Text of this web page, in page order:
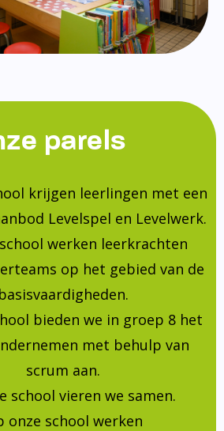
parels
krijgen leerlingen met een
Levelspel en Levelwerk.
werken leerkrachten
op het gebied van de
basisvaardigheden.
bieden we in groep 8 het
met behulp van
scrum aan.
school vieren we samen.
onze school werken